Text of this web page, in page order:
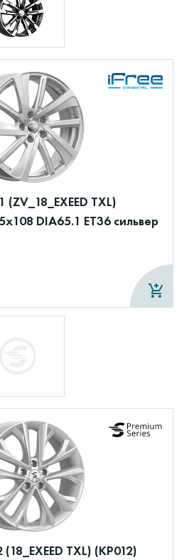
TXL)
DIA65.1 ET36 сильвер
TXL) (КР012)